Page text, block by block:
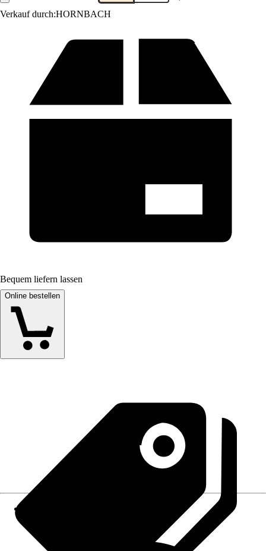
Verkauf durch:HORNBACH
Bequem liefern lassen
Online bestellen